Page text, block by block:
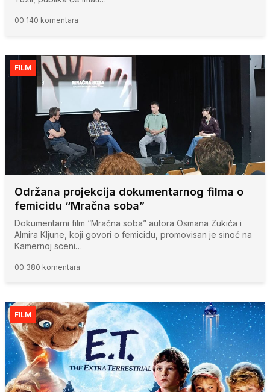
00:140 komentara
FILM
Održana projekcija dokumentarnog filma o
femicidu “Mračna soba”
Dokumentarni film “Mračna soba” autora Osmana Zukića i
Almira Kljune, koji govori o femicidu, promovisan je sinoć na
Kamernoj sceni…
00:380 komentara
FILM